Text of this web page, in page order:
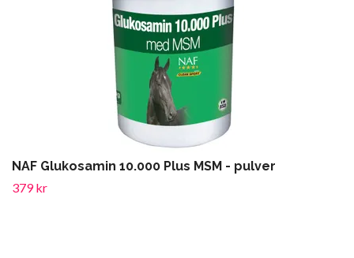
NAF Glukosamin 10.000 Plus MSM - pulver
379 kr